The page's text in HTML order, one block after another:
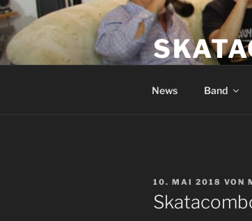
Zum
Inhalt
springen
News Band
VERÖFFENTLICHT
AM
10. MAI 2018 VON